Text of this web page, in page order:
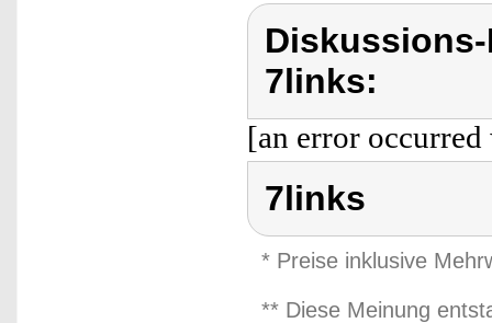
7links:
[an error
7links
* Preise inklusive
** Diese Meinung